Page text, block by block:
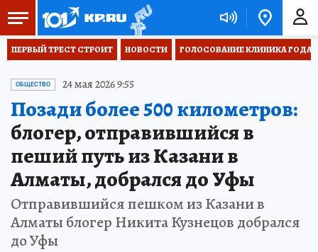
ПЕРВЫЙ ТРЕСТ СТРОИТ НОВОСТИ ГОЛОСОВАНИЕ КЛИНИКА ГОДА
ОБЩЕСТВО 24 мая 2026 9:55
Позади более 500 километров:
блогер, отправившийся в
пеший путь из Казани в
Алматы, добрался до Уфы
Отправившийся пешком из Казани в
Алматы блогер Никита Кузнецов добрался
до Уфы